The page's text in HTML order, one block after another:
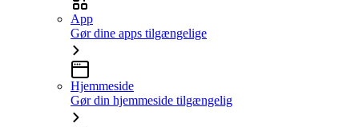
App
Gør dine apps tilgængelige
Hjemmeside
Gør din hjemmeside tilgængelig